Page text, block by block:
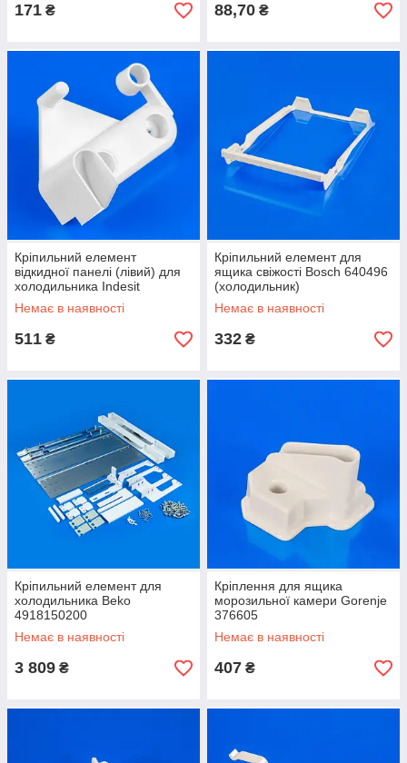
171 ₴ 88,70 ₴
Кріпильний елемент
відкидної панелі (лівий) для
холодильника Indesit
C00075599
Немає в наявності
511 ₴
Кріпильний елемент для
ящика свіжості Bosch 640496
(холодильник)
Немає в наявності
332 ₴
Кріпильний елемент для
холодильника Beko
4918150200
Немає в наявності
3 809 ₴
Кріплення для ящика
морозильної камери Gorenje
376605
Немає в наявності
407 ₴